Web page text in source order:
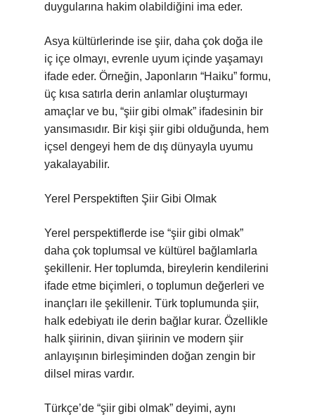
duygularına hakim olabildiğini ima eder.
Asya kültürlerinde ise şiir, daha çok doğa ile
iç içe olmayı, evrenle uyum içinde yaşamayı
ifade eder. Örneğin, Japonların “Haiku” formu,
üç kısa satırla derin anlamlar oluşturmayı
amaçlar ve bu, “şiir gibi olmak” ifadesinin bir
yansımasıdır. Bir kişi şiir gibi olduğunda, hem
içsel dengeyi hem de dış dünyayla uyumu
yakalayabilir.
Yerel Perspektiften Şiir Gibi Olmak
Yerel perspektiflerde ise “şiir gibi olmak”
daha çok toplumsal ve kültürel bağlamlarla
şekillenir. Her toplumda, bireylerin kendilerini
ifade etme biçimleri, o toplumun değerleri ve
inançları ile şekillenir. Türk toplumunda şiir,
halk edebiyatı ile derin bağlar kurar. Özellikle
halk şiirinin, divan şiirinin ve modern şiir
anlayışının birleşiminden doğan zengin bir
dilsel miras vardır.
Türkçe’de “şiir gibi olmak” deyimi, aynı